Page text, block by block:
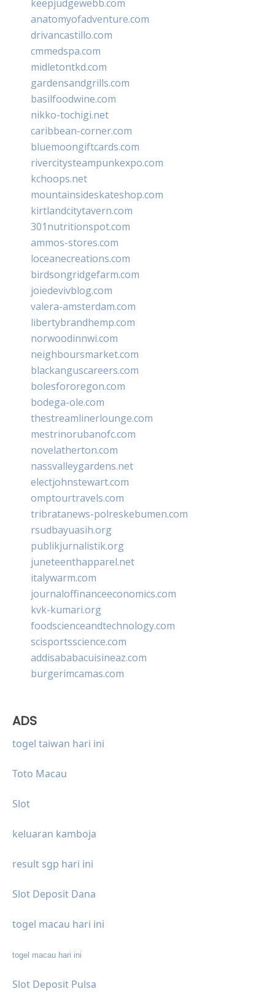
keepjudgewebb.com
anatomyofadventure.com
drivancastillo.com
cmmedspa.com
midletontkd.com
gardensandgrills.com
basilfoodwine.com
nikko-tochigi.net
caribbean-corner.com
bluemoongiftcards.com
rivercitysteampunkexpo.com
kchoops.net
mountainsideskateshop.com
kirtlandcitytavern.com
301nutritionspot.com
ammos-stores.com
loceanecreations.com
birdsongridgefarm.com
joiedevivblog.com
valera-amsterdam.com
libertybrandhemp.com
norwoodinnwi.com
neighboursmarket.com
blackanguscareers.com
bolesfororegon.com
bodega-ole.com
thestreamlinerlounge.com
mestrinorubanofc.com
novelatherton.com
nassvalleygardens.net
electjohnstewart.com
omptourtravels.com
tribratanews-polreskebumen.com
rsudbayuasih.org
publikjurnalistik.org
juneteenthapparel.net
italywarm.com
journaloffinanceeconomics.com
kvk-kumari.org
foodscienceandtechnology.com
scisportsscience.com
addisababacuisineaz.com
burgerimcamas.com
ADS
togel taiwan hari ini
Toto Macau
Slot
keluaran kamboja
result sgp hari ini
Slot Deposit Dana
togel macau hari ini
togel macau hari ini
Slot Deposit Pulsa